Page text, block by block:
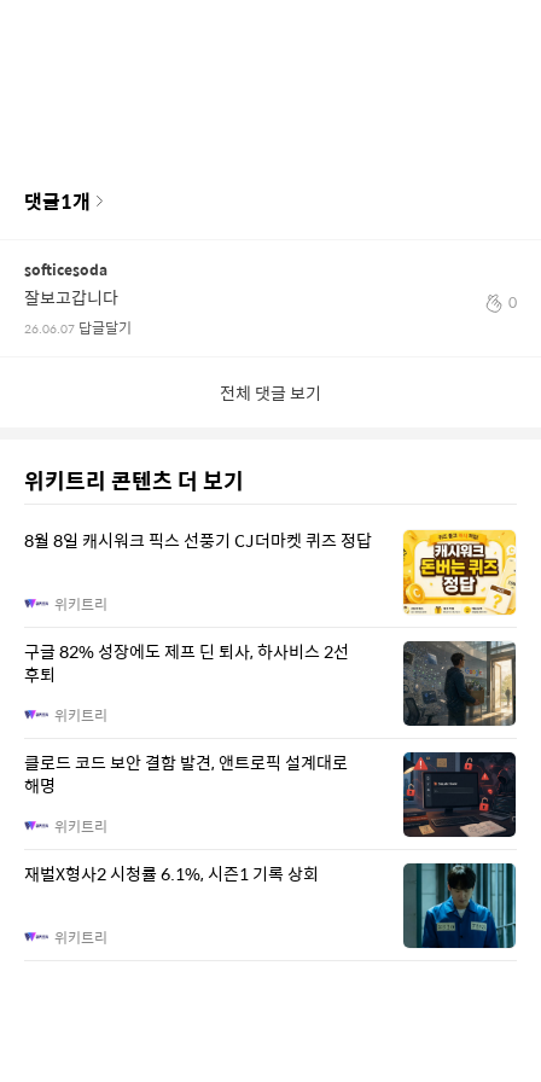
댓글1개
softicesoda
잘보고갑니다
26.06.07 답글달기
0
전체 댓글 보기
위키트리 콘텐츠 더 보기
8월 8일 캐시워크 픽스 선풍기 CJ더마켓 퀴즈 정답
위키트리
구글 82% 성장에도 제프 딘 퇴사, 하사비스 2선
후퇴
위키트리
클로드 코드 보안 결함 발견, 앤트로픽 설계대로
해명
위키트리
재벌X형사2 시청률 6.1%, 시즌1 기록 상회
위키트리